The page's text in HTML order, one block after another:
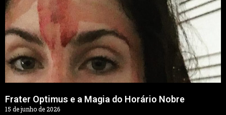
Frater Optimus e a Magia do Horário Nobre
15 de junho de 2026